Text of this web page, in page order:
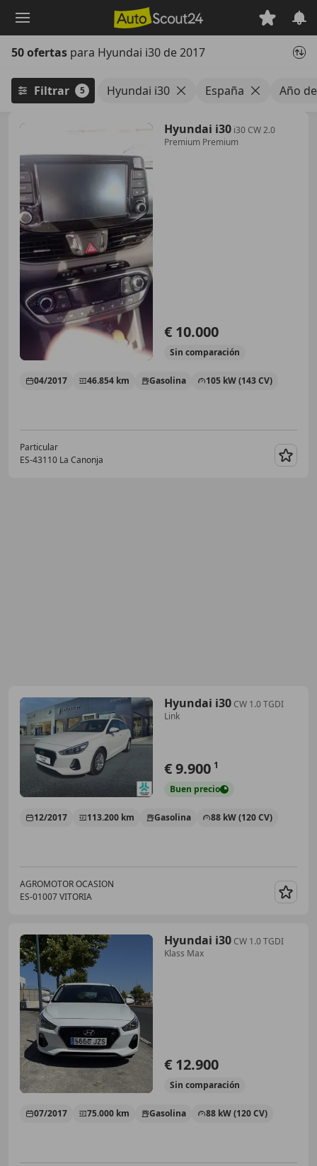
principal
50 ofertas para Hyundai i30 de 2017
Filtrar 5 Hyundai i30 España Año
Hyundai i30 i30 CW 2.0
Premium Premium
€ 10.000
Sin comparación
04/2017 46.854 km Gasolina 105 kW (143 CV)
Particular
ES-43110 La Canonja
Hyundai i30CW 1.0 TGDI
Link
€ 9.900 1
Buen precio
12/2017 113.200 km Gasolina 88 kW (120 CV)
AGROMOTOR OCASION
ES-01007 VITORIA
Hyundai i30CW 1.0 TGDI
Klass Max
€ 12.900
Sin comparación
07/2017 75.000 km Gasolina 88 kW (120 CV)